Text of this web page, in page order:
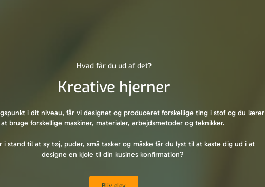
Hvad får du ud af det?
Kreative hjerner
i dit niveau, får vi designet og produceret forskellige ting i stof og du lærer
at bruge forskellige maskiner, materialer, arbejdsmetoder og teknikker.
i stand til at sy tøj, puder, små tasker og måske får du lyst til at kaste dig ud i at
designe en kjole til din kusines konfirmation?